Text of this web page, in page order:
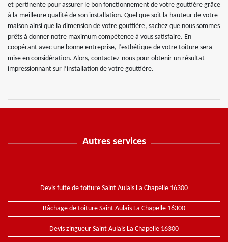
et pertinente pour assurer le bon fonctionnement de votre gouttière grâce
à la meilleure qualité de son installation. Quel que soit la hauteur de votre
maison ainsi que la dimension de votre gouttière, sachez que nous sommes
prêts à donner notre maximum compétence à vous satisfaire. En
coopérant avec une bonne entreprise, l’esthétique de votre toiture sera
mise en considération. Alors, contactez-nous pour obtenir un résultat
impressionnant sur l’installation de votre gouttière.
Autres services
Devis fuite de toiture Saint Aulais La Chapelle 16300
Bâchage de toiture Saint Aulais La Chapelle 16300
Devis zingueur Saint Aulais La Chapelle 16300